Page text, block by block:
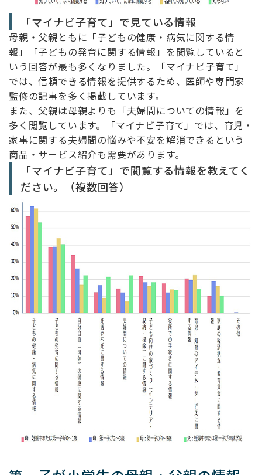
「マイナビ子育て」で見ている情報
母親・父親ともに「子どもの健康・病気に関する情
報」「子どもの発育に関する情報」を閲覧していると
いう回答が最も多くなりました。「マイナビ子育て」
では、信頼できる情報を提供するため、医師や専門家
監修の記事を多く掲載しています。
また、父親は母親よりも「夫婦間についての情報」を
多く閲覧しています。「マイナビ子育て」では、育児・
家事に関する夫婦間の悩みや不安を解消できるという
商品・サービス紹介も需要があります。
「マイナビ子育て」で閲覧する情報を教えてく
ださい。（複数回答）